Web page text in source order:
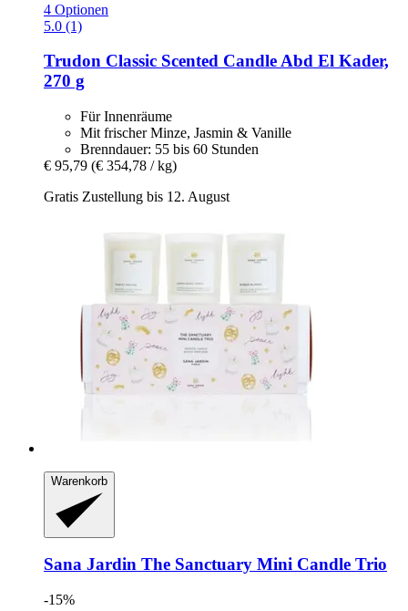
4 Optionen
5.0 (1)
Trudon Classic Scented Candle Abd El Kader,
270 g
Für Innenräume
Mit frischer Minze, Jasmin & Vanille
Brenndauer: 55 bis 60 Stunden
€ 95,79 (€ 354,78 / kg)
Gratis Zustellung bis 12. August
Warenkorb
Sana Jardin The Sanctuary Mini Candle Trio
-15%